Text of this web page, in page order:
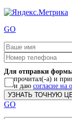
GO
Для отправки
прочитал(-а) и
и даю согласие на
GO